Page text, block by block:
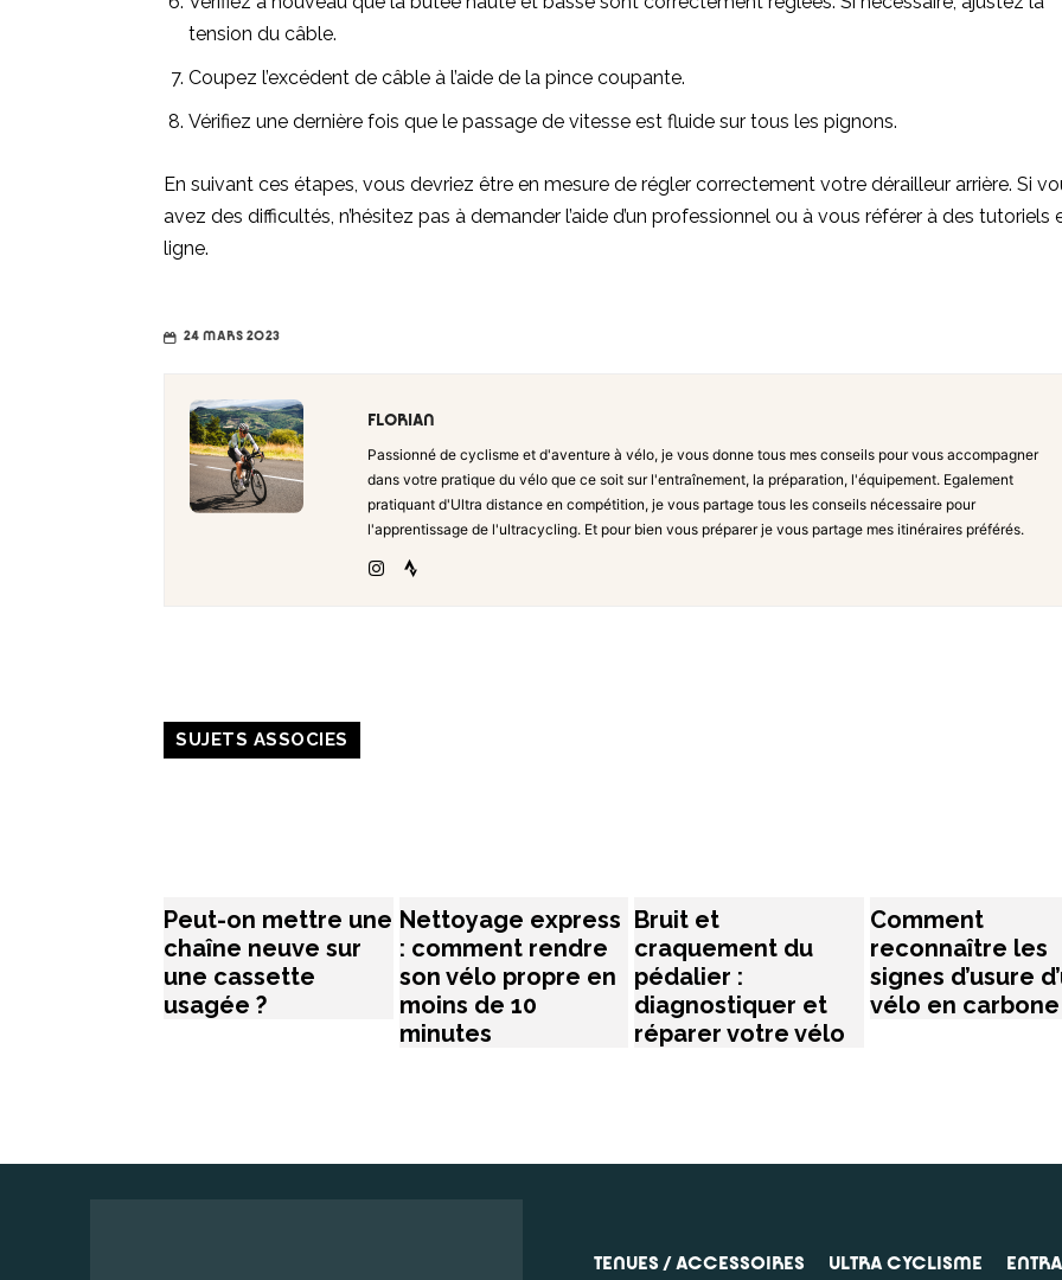
tension du câble.
Coupez l’excédent de câble à l’aide de la pince coupante.
Vérifiez une dernière fois que le passage de vitesse est fluide sur tous les pignons.
En suivant ces étapes, vous devriez être en mesure de régler correctement votre dérailleur arrière. Si
avez des difficultés, n’hésitez pas à demander l’aide d’un professionnel ou à vous référer à des tutoriels
ligne.
24 MARS 2023
FLORIAN
Passionné de cyclisme et d'aventure à vélo, je vous donne tous mes conseils pour vous accompagner
dans votre pratique du vélo que ce soit sur l'entraînement, la préparation, l'équipement. Egalement
pratiquant d'Ultra distance en compétition, je vous partage tous les conseils nécessaire pour
l'apprentissage de l'ultracycling. Et pour bien vous préparer je vous partage mes itinéraires préférés.
SUJETS ASSOCIES
Peut-on mettre une
chaîne neuve sur
une cassette
usagée ?
Nettoyage express
: comment rendre
son vélo propre en
moins de 10
minutes
Bruit et
craquement du
pédalier :
diagnostiquer et
réparer votre vélo
Comment
reconnaître les
signes d’usure
vélo en carbone
TENUES / ACCESSOIRES ULTRA CYCLISME